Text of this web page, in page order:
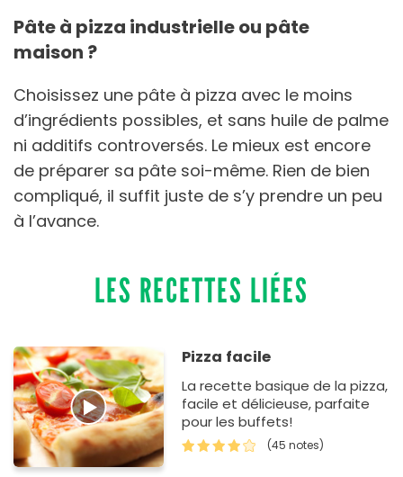
Pâte à pizza industrielle ou pâte
maison ?
Choisissez une pâte à pizza avec le moins
d’ingrédients possibles, et sans huile de palme
ni additifs controversés. Le mieux est encore
de préparer sa pâte soi-même. Rien de bien
compliqué, il suffit juste de s’y prendre un peu
à l’avance.
LES RECETTES LIÉES
Pizza facile
La recette basique de la pizza,
facile et délicieuse, parfaite
pour les buffets!
(45 notes)